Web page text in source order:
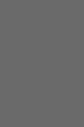
anteriores.
por você.